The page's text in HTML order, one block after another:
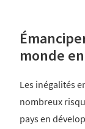
monde
Les inégalités
nombreux
pays en